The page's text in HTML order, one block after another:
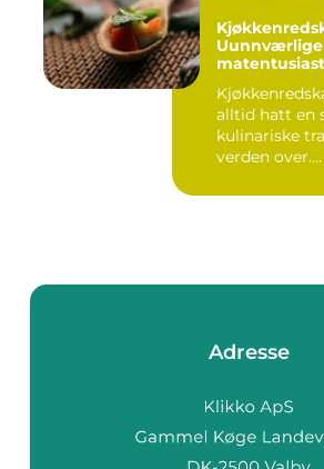
matentusiast
alltid hatt en
kulinariske
verden over....
Adresse